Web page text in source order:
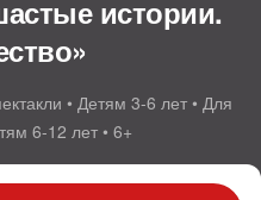
истории.
• Детям 3-6 лет • Для
6-12 лет • 6+